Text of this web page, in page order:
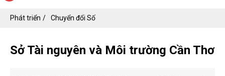
Phát triển Chuyển đổi Số
Sở Tài nguyên và Môi trường Cần Thơ